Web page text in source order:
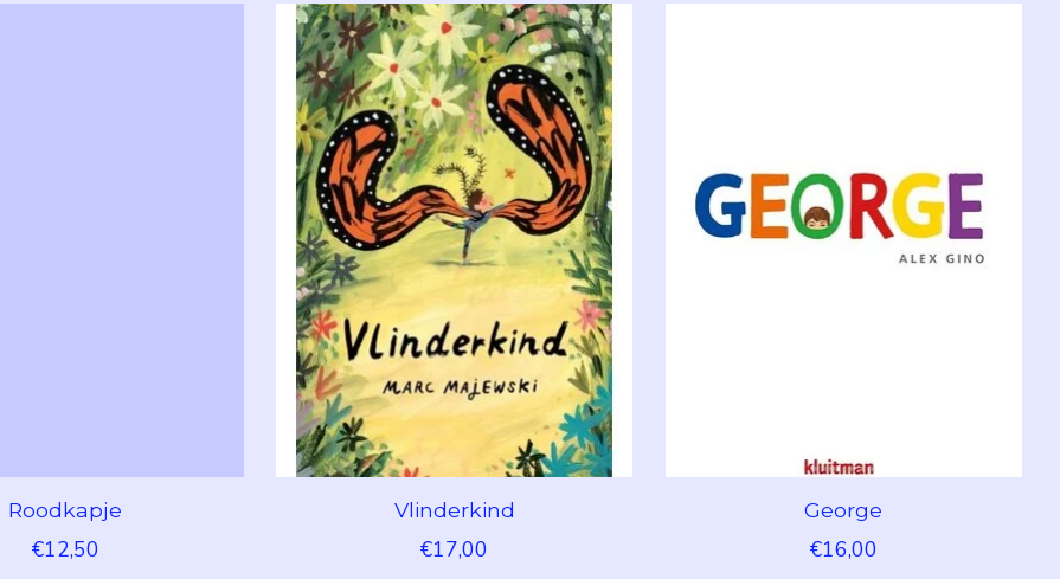
Roodkapje
€12,50
Vlinderkind
€17,00
George
€16,00